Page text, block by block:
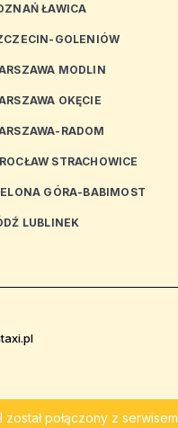
ŁAWICA
GOLENIÓW
MODLIN
OKĘCIE
RADOM
STRACHOWICE
GÓRA-BABIMOST
LUBLINEK
został połączony z serwisem